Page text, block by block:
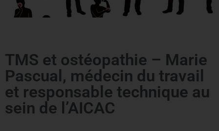
TMS et ostéopathie – Marie
Pascual, médecin du travail
et responsable technique au
sein de l’AICAC